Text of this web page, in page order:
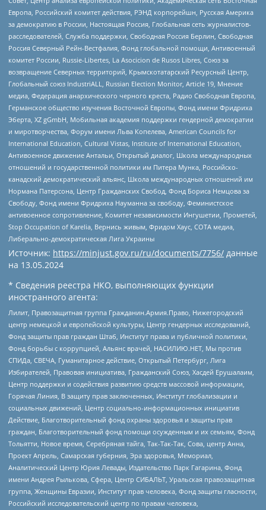
Европа, Российский комитет действия, РЭНД корпорейшн, Русская Америка
за демократию в России, Настоящая Россия, Глобальная сеть журналистов-
расследователей, Служба поддержки, Свободная Россия Берлин, Свободная
Россия Северный Рейн-Вестфалия, Фонд глобальной помощи, Антивоенный
комитет России, Russie-Libertes, La Asocicion de Rusos Libres, Союз за
возвращение Северных территорий, Крымскотатарский Ресурсный Центр,
Глобальный союз IndustriALL, Russian Election Monitor, Article 19, Мнение
медиа, Федерация анархического черного креста, Радио Свободная Европа,
Германское общество изучения Восточной Европы, Фонд имени Фридриха
Эберта, XZ gGmbH, Мобильная академия поддержки гендерной демократии
и миротворчества, Форум имени Льва Копелева, American Councils for
International Education, Cultural Vistas, Institute of International Education,
Антивоенное движение Антальи, Открытый диалог, Школа международных
отношений и государственной политики им Питера Мунка, Российско-
канадский демократический альянс, Школа международных отношений им
Нормана Патерсона, Центр Гражданских Свобод, Фонд Бориса Немцова за
Свободу, Фонд имени Фридриха Науманна за свободу, Феминистское
антивоенное сопротивление, Комитет независимости Ингушетии, Прометей,
Stop Occupation of Karelia, Вернись живым, Фридом Хаус, СОТА медиа,
Либерально-демократическая Лига Украины
Источник: https://minjust.gov.ru/ru/documents/7756/ данные
на 13.05.2024
* Сведения реестра НКО, выполняющих функции
иностранного агента:
Лилит, Правозащитная группа Гражданин.Армия.Право, Нижегородский
центр немецкой и европейской культуры, Центр гендерных исследований,
Фонд защиты прав граждан Штаб, Институт права и публичной политики,
Фонд борьбы с коррупцией, Альянс врачей, НАСИЛИЮ.НЕТ, Мы против
СПИДа, СВЕЧА, Гуманитарное действие, Открытый Петербург, Лига
Избирателей, Правовая инициатива, Гражданский Союз, Хасдей Ерушалаим,
Центр поддержки и содействия развитию средств массовой информации,
Горячая Линия, В защиту прав заключенных, Институт глобализации и
социальных движений, Центр социально-информационных инициатив
Действие, Благотворительный фонд охраны здоровья и защиты прав
граждан, Благотворительный фонд помощи осужденным и их семьям, Фонд
Тольятти, Новое время, Серебряная тайга, Так-Так-Так, Сова, центр Анна,
Проект Апрель, Самарская губерния, Эра здоровья, Мемориал,
Аналитический Центр Юрия Левады, Издательство Парк Гагарина, Фонд
имени Андрея Рылькова, Сфера, Центр СИБАЛЬТ, Уральская правозащитная
группа, Женщины Евразии, Институт прав человека, Фонд защиты гласности,
Российский исследовательский центр по правам человека,